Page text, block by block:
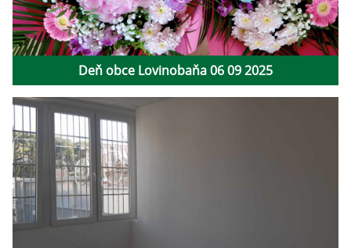
Deň obce Lovinobaňa 06 09 2025